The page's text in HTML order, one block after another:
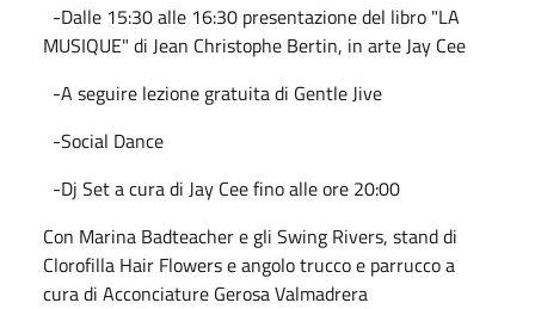
-Dalle 15:30 alle 16:30 presentazione del libro "LA
MUSIQUE" di Jean Christophe Bertin, in arte Jay Cee
-A seguire lezione gratuita di Gentle Jive
-Social Dance
-Dj Set a cura di Jay Cee fino alle ore 20:00
Con Marina Badteacher e gli Swing Rivers, stand di
Clorofilla Hair Flowers e angolo trucco e parrucco a
cura di Acconciature Gerosa Valmadrera